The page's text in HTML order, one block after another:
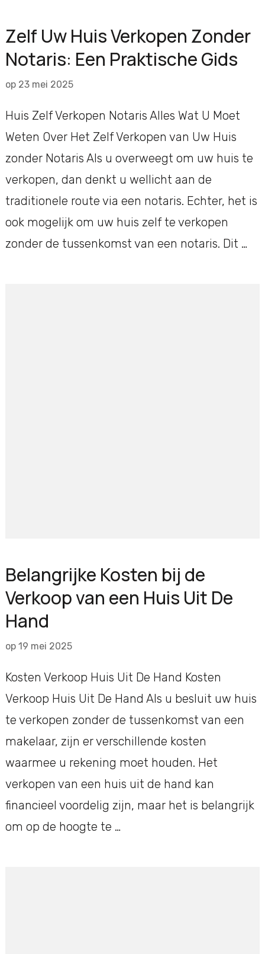
Zelf Uw Huis Verkopen Zonder
Notaris: Een Praktische Gids
op 23 mei 2025
Huis Zelf Verkopen Notaris Alles Wat U Moet
Weten Over Het Zelf Verkopen van Uw Huis
zonder Notaris Als u overweegt om uw huis te
verkopen, dan denkt u wellicht aan de
traditionele route via een notaris. Echter, het is
ook mogelijk om uw huis zelf te verkopen
zonder de tussenkomst van een notaris. Dit …
Belangrijke Kosten bij de
Verkoop van een Huis Uit De
Hand
op 19 mei 2025
Kosten Verkoop Huis Uit De Hand Kosten
Verkoop Huis Uit De Hand Als u besluit uw huis
te verkopen zonder de tussenkomst van een
makelaar, zijn er verschillende kosten
waarmee u rekening moet houden. Het
verkopen van een huis uit de hand kan
financieel voordelig zijn, maar het is belangrijk
om op de hoogte te …